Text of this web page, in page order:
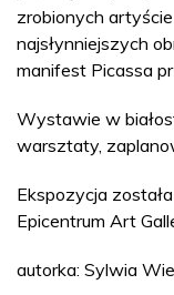
zrobionych
najsłynniejszych
manifest Picassa
Wystawie w
warsztaty,
Ekspozycja
Epicentrum Art
autorka: Sylwia